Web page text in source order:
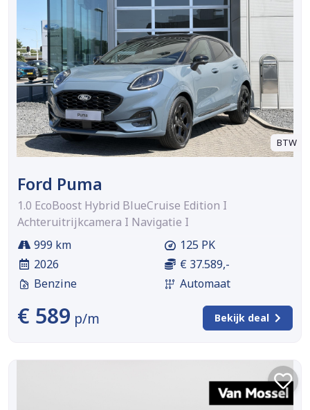
BTW
Ford Puma
1.0 EcoBoost Hybrid BlueCruise Edition I
Achteruitrijkcamera I Navigatie I
999 km
2026
Benzine
125 PK
€ 37.589,-
Automaat
€ 589 p/m Bekijk deal